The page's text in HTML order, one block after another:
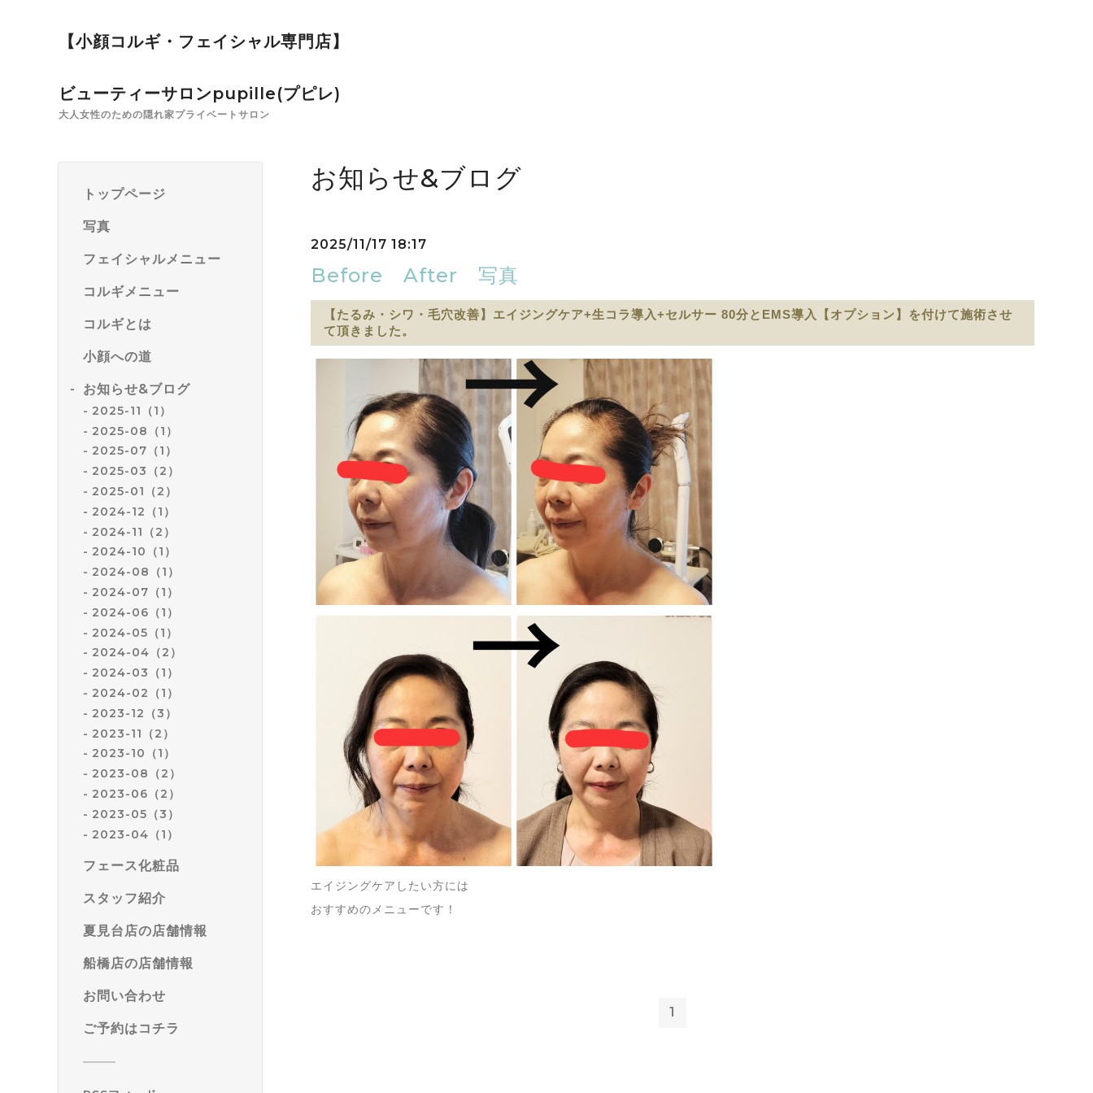
【小顔コルギ・フェイシャル専門店】
ビューティーサロンpupille(プピレ)
大人女性のための隠れ家プライベートサロン
トップページ
写真
フェイシャルメニュー
コルギメニュー
コルギとは
小顔への道
お知らせ&ブログ
2025-11（1）
2025-08（1）
2025-07（1）
2025-03（2）
2025-01（2）
2024-12（1）
2024-11（2）
2024-10（1）
2024-08（1）
2024-07（1）
2024-06（1）
2024-05（1）
2024-04（2）
2024-03（1）
2024-02（1）
2023-12（3）
2023-11（2）
2023-10（1）
2023-08（2）
2023-06（2）
2023-05（3）
2023-04（1）
フェース化粧品
スタッフ紹介
夏見台店の店舗情報
船橋店の店舗情報
お問い合わせ
ご予約はコチラ
お知らせ&ブログ
2025/11/17 18:17
Before After 写真
【たるみ・シワ・毛穴改善】エイジングケア+生コラ導入+セルサー 80分とEMS導入【オプション】を付けて施術させ
て頂きました。
エイジングケアしたい方には
おすすめのメニューです！
1